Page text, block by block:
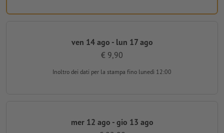
ven 14 ago - lun 17 ago
€ 9,90
Inoltro dei dati per la stampa fino lunedì 12:00
mer 12 ago - gio 13 ago